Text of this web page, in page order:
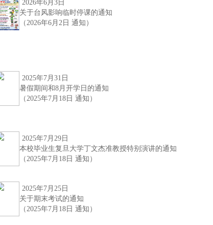
2026年6月3日
关于台风影响临时停课的通知
（2026年6月2日 通知）
2025年7月31日
暑假期间和8月开学日的通知
（2025年7月18日 通知）
2025年7月29日
本校毕业生复旦大学丁文杰准教授特别演讲的通知
（2025年7月18日 通知）
2025年7月25日
关于期末考试的通知
（2025年7月18日 通知）